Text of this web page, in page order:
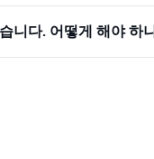
니다. 어떻게 해야 하